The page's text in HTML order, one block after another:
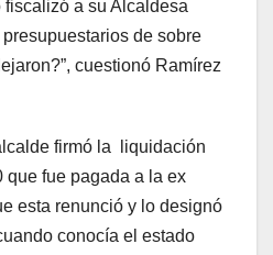
a su Alcaldesa
de sobre
cuestionó Ramírez
firmó la liquidación
que fue pagada a la ex
esta renunció y lo designó
conocía el estado